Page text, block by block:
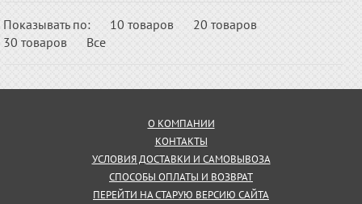
Показывать по: 10 товаров
20 товаров
30 товаров
Все
О КОМПАНИИ
КОНТАКТЫ
УСЛОВИЯ ДОСТАВКИ И САМОВЫВОЗА
СПОСОБЫ ОПЛАТЫ И ВОЗВРАТ
ПЕРЕЙТИ НА СТАРУЮ ВЕРСИЮ САЙТА